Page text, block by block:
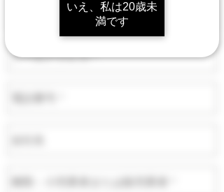
いえ、私は20歳未
満です